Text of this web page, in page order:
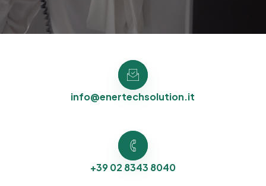
info@enertechsolution.it
+39 02 8343 8040